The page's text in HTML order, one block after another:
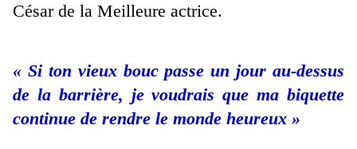
César de la Meilleure actrice.
« Si ton vieux bouc passe un jour au-dessus
de la barrière, je voudrais que ma biquette
continue de rendre le monde heureux »